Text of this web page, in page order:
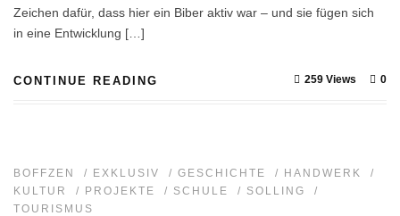
Zeichen dafür, dass hier ein Biber aktiv war – und sie fügen sich
in eine Entwicklung […]
CONTINUE READING 0
259 Views
BOFFZEN / EXKLUSIV / GESCHICHTE / HANDWERK
/
KULTUR
/ PROJEKTE / SCHULE / SOLLING
/
TOURISMUS